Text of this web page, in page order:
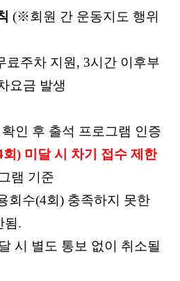
(※회원 간 운동지도 행위
료주차 지원 , 3시간 이후부
요금 발생
인 후 출석 프로그램 인증
회) 미달 시 차기 접수 제한
램 기준
회수(4회) 충족하지 못한
됨.
시 별도 통보 없이 취소될